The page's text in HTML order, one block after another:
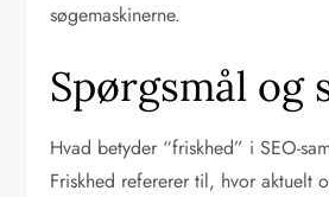
søgemaskinerne.
Spørgsmål og
Hvad betyder “friskhed” i SEO-
Friskhed refererer til, hvor aktuelt